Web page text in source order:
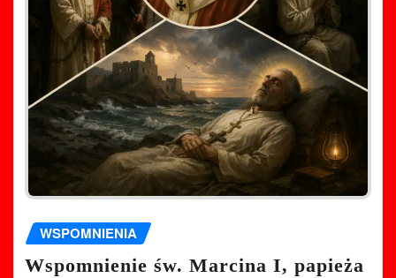
WSPOMNIENIA
Wspomnienie św. Marcina I, papieża